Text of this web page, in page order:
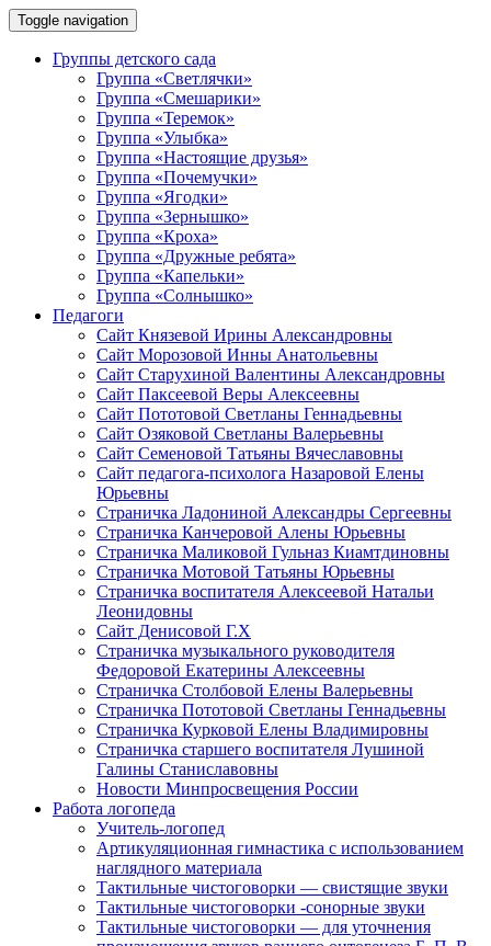
Toggle navigation
Группы детского сада
Группа «Светлячки»
Группа «Смешарики»
Группа «Теремок»
Группа «Улыбка»
Группа «Настоящие друзья»
Группа «Почемучки»
Группа «Ягодки»
Группа «Зернышко»
Группа «Кроха»
Группа «Дружные ребята»
Группа «Капельки»
Группа «Солнышко»
Педагоги
Сайт Князевой Ирины Александровны
Сайт Морозовой Инны Анатольевны
Сайт Старухиной Валентины Александровны
Сайт Паксеевой Веры Алексеевны
Сайт Пототовой Светланы Геннадьевны
Сайт Озяковой Светланы Валерьевны
Сайт Семеновой Татьяны Вячеславовны
Сайт педагога-психолога Назаровой Елены
Юрьевны
Страничка Ладониной Александры Сергеевны
Страничка Канчеровой Алены Юрьевны
Страничка Маликовой Гульназ Киамтдиновны
Страничка Мотовой Татьяны Юрьевны
Cтраничка воспитателя Алексеевой Натальи
Леонидовны
Сайт Денисовой Г.Х
Страничка музыкального руководителя
Федоровой Екатерины Алексеевны
Страничка Столбовой Елены Валерьевны
Страничка Пототовой Светланы Геннадьевны
Страничка Курковой Елены Владимировны
Страничка старшего воспитателя Лушиной
Галины Станиславовны
Новости Минпросвещения России
Работа логопеда
Учитель-логопед
Артикуляционная гимнастика с использованием
наглядного материала
Тактильные чистоговорки — свистящие звуки
Тактильные чистоговорки -сонорные звуки
Тактильные чистоговорки — для уточнения